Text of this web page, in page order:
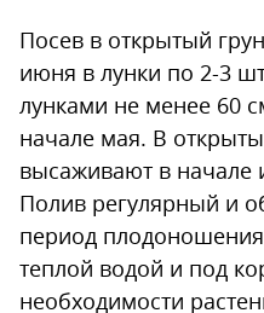
Посев в открытый
июня в лунки по 2-3
лунками не менее 60
начале мая. В
высаживают в начале
Полив регулярный и
период
теплой водой и под
необходимости